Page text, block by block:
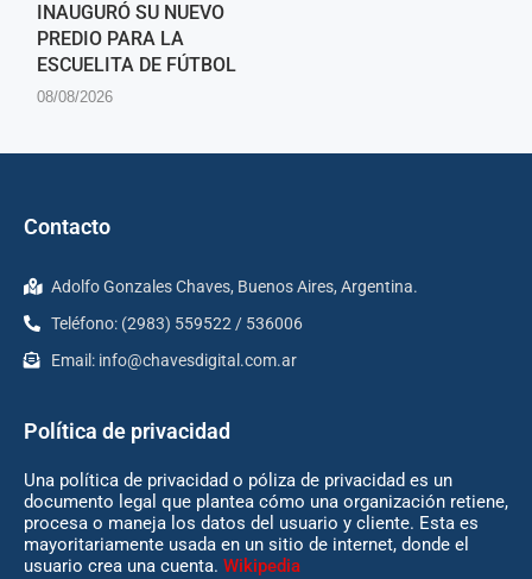
INAUGURÓ SU NUEVO
PREDIO PARA LA
ESCUELITA DE FÚTBOL
08/08/2026
Contacto
Adolfo Gonzales Chaves, Buenos Aires, Argentina.
Teléfono: (2983) 559522 / 536006
Email: info@chavesdigital.com.ar
Política de privacidad
Una política de privacidad o póliza de privacidad es un
documento legal que plantea cómo una organización retiene,
procesa o maneja los datos del usuario y cliente. Esta es
mayoritariamente usada en un sitio de internet, donde el
usuario crea una cuenta. Wikipedia